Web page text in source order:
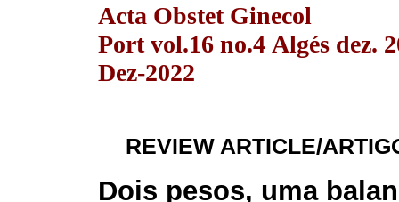
Acta Obstet Ginecol
Port vol.16 no.4 Algés dez.
Dez-2022
REVIEW ARTICLE/
Dois pesos, uma